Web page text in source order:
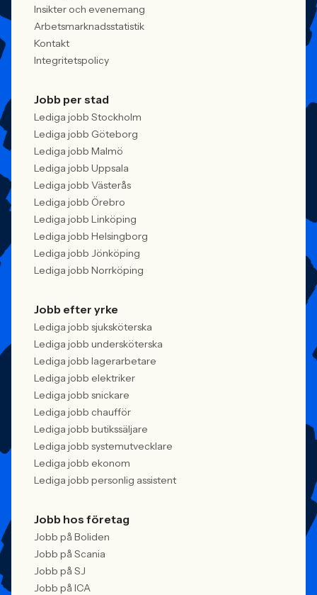
Insikter och evenemang
Arbetsmarknadsstatistik
Kontakt
Integritetspolicy
Jobb per stad
Lediga jobb Stockholm
Lediga jobb Göteborg
Lediga jobb Malmö
Lediga jobb Uppsala
Lediga jobb Västerås
Lediga jobb Örebro
Lediga jobb Linköping
Lediga jobb Helsingborg
Lediga jobb Jönköping
Lediga jobb Norrköping
Jobb efter yrke
Lediga jobb sjuksköterska
Lediga jobb undersköterska
Lediga jobb lagerarbetare
Lediga jobb elektriker
Lediga jobb snickare
Lediga jobb chaufför
Lediga jobb butikssäljare
Lediga jobb systemutvecklare
Lediga jobb ekonom
Lediga jobb personlig assistent
Jobb hos företag
Jobb på Boliden
Jobb på Scania
Jobb på SJ
Jobb på ICA